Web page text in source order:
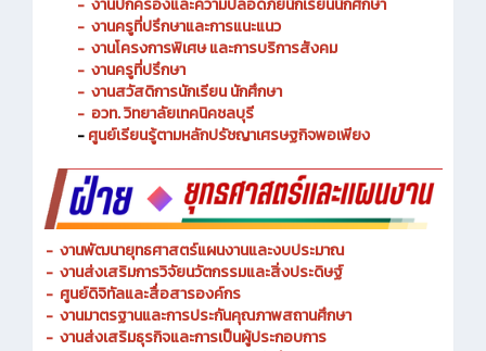
- งานกิจกรรมนักเรียน นักศึกษา
- งานปกครองและความปลอดภัยนักเรียนนักศึกษา
- งานครูที่ปรึกษาและการแนะแนว
- งานโครงการพิเศษ และการบริการ
- งานครูที่ปรึกษา
- งานสวัสดิการนักเรียน นักศึกษา
-อวท. วิทยาลัยเทคนิคชลบุรี
-ศูนย์เรียนรู้ตามหลักปรัชญาเศรษฐกิจพอเพียง
- งานพัฒนายุทธศาสตร์แผนงานและงบประมาณ
- งานส่งเสริมการวิจัยนวัตกรรมและสิ่งประดิษฐ์
- ศูนย์ดิจิทัลและสื่อสารองค์กร
- งานมาตรฐานและการประกันคุณภาพสถานศึกษา